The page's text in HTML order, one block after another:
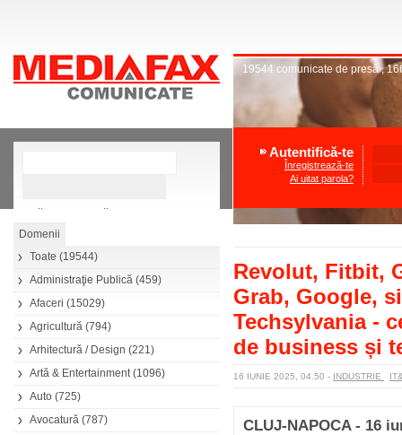
Căutare avansată
Toate (19544)
Administraţie Publică (459)
Afaceri (15029)
Agricultură (794)
Arhitectură / Design (221)
Artă & Entertainment(1096)
Auto (725)
Avocatură (787)
19544 comunicate de presă,
Autentifică-te
Înregistrează-te
Ai uitat parola?
Revolut, Fitbit,
Grab, Google,
Techsylvania -
de business și
16 IUNIE 2025, 04.50 - INDUSTRIE
CLUJ-NAPOCA - 16